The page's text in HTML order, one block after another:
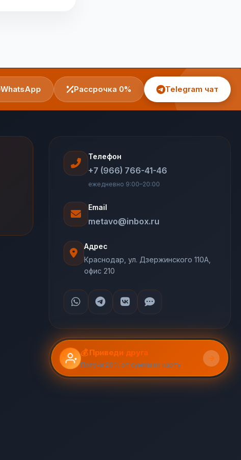
WhatsApp Рассрочка 0% Telegram чат
Телефон
+7 (966) 766-41-46
ежедневно 9:00–20:00
Email
metavo@inbox.ru
Адрес
Краснодар, ул. Дзержинского 110А,
офис 210
💰 Приведи друга
Получи 20% от суммы на карту